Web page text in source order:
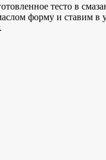
тесто в
форму и ставим в